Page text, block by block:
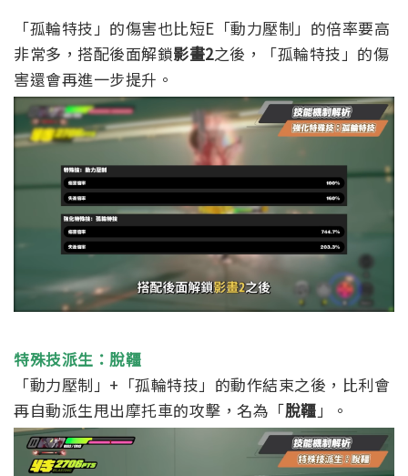
「孤輪特技」的傷害也比短E「動力壓制」的倍率要高
非常多，搭配後面解鎖影畫2之後，「孤輪特技」的傷
害還會再進一步提升。
特殊技派生：脫韁
「動力壓制」+「孤輪特技」的動作結束之後，比利會
再自動派生甩出摩托車的攻擊，名為「脫韁 」。